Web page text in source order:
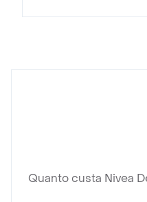
Quanto custa Nivea